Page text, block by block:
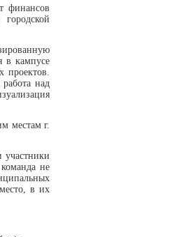
финансов
в кампусе
проектов.
над
местам г.
участники
не
в их